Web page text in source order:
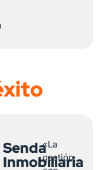
Senda
Inmobiliaria
«La
gestión